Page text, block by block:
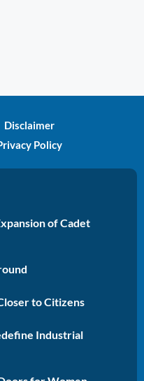
Disclaimer
Policy
of Cadet
to Citizens
Industrial